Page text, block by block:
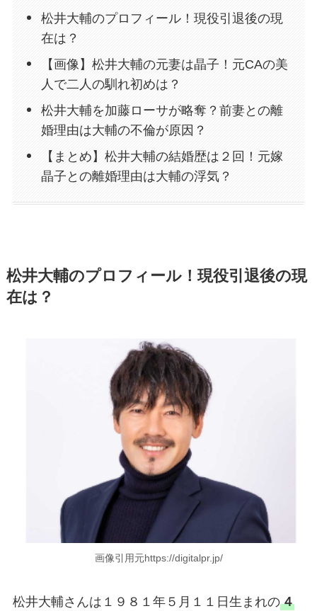
松井大輔のプロフィール！現役引退後の現
在は？
【画像】松井大輔の元妻は晶子！元CAの美
人で二人の馴れ初めは？
松井大輔を加藤ローサが略奪？前妻との離
婚理由は大輔の不倫が原因？
【まとめ】松井大輔の結婚歴は２回！元嫁
晶子との離婚理由は大輔の浮気？
松井大輔のプロフィール！現役引退後の現
在は？
画像引用元https://digitalpr.jp/
松井大輔さんは１９８１年５月１１日生まれの４